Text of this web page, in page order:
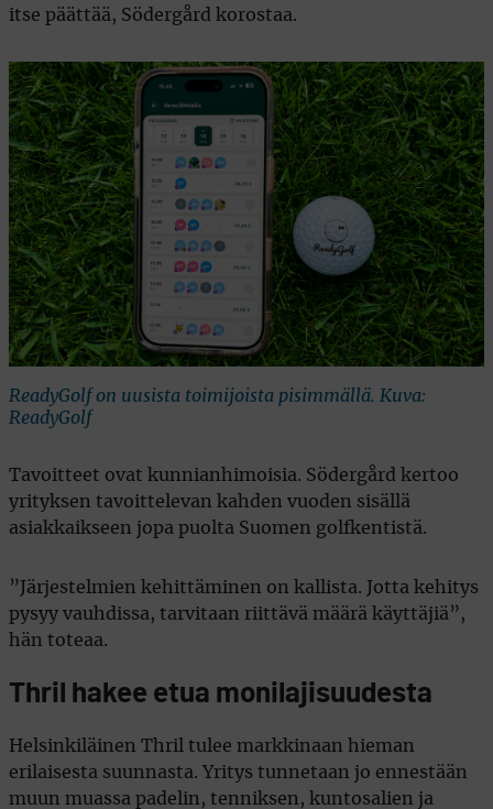
itse päättää, Södergård korostaa.
ReadyGolf on uusista toimijoista pisimmällä. Kuva:
ReadyGolf
Tavoitteet ovat kunnianhimoisia. Södergård kertoo
yrityksen tavoittelevan kahden vuoden sisällä
asiakkaikseen jopa puolta Suomen golfkentistä.
”Järjestelmien kehittäminen on kallista. Jotta kehitys
pysyy vauhdissa, tarvitaan riittävä määrä käyttäjiä”,
hän toteaa.
Thril hakee etua monilajisuudesta
Helsinkiläinen Thril tulee markkinaan hieman
erilaisesta suunnasta. Yritys tunnetaan jo ennestään
muun muassa padelin, tenniksen, kuntosalien ja